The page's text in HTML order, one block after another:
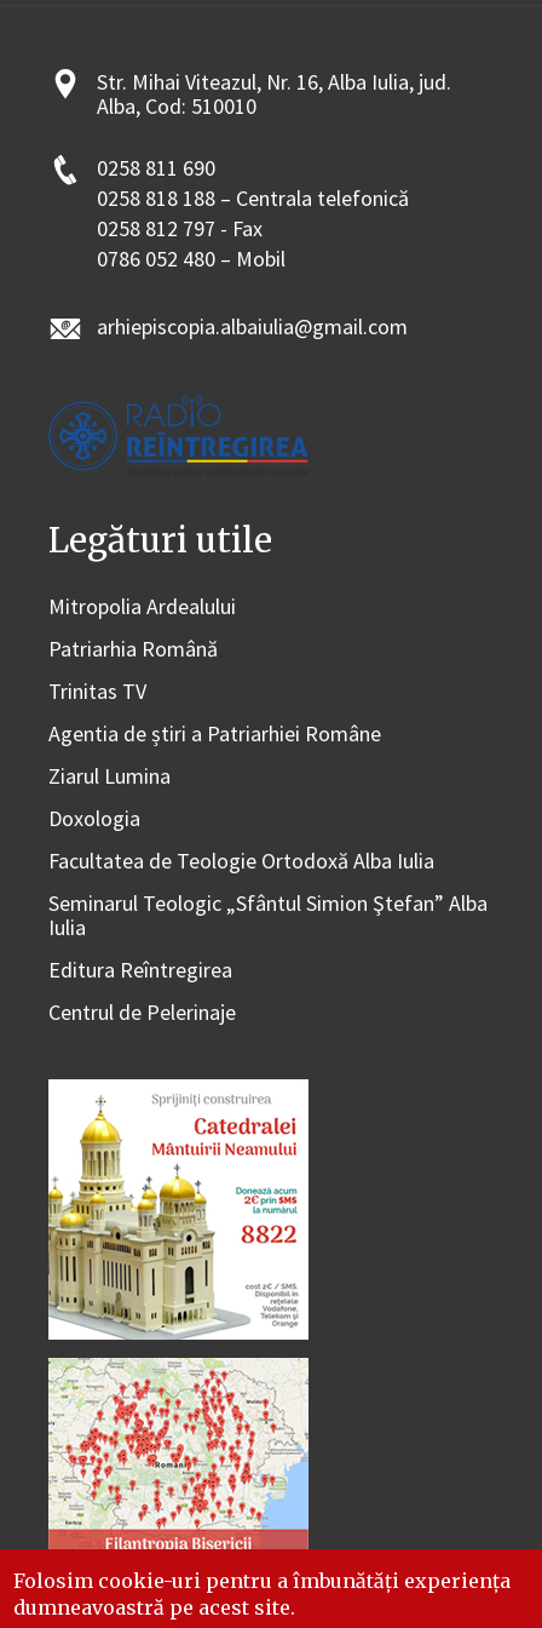
Str. Mihai Viteazul, Nr. 16, Alba Iulia, jud.
Alba, Cod: 510010
0258 811 690
0258 818 188 – Centrala telefonică
0258 812 797 - Fax
0786 052 480 – Mobil
arhiepiscopia.albaiulia@gmail.com
Legături utile
Mitropolia Ardealului
Patriarhia Română
Trinitas TV
Agentia de știri a Patriarhiei Române
Ziarul Lumina
Doxologia
Facultatea de Teologie Ortodoxă Alba Iulia
Seminarul Teologic „Sfântul Simion Ştefan” Alba
Iulia
Editura Reîntregirea
Centrul de Pelerinaje
Folosim cookie-uri pentru a îmbunătăți experiența
dumneavoastră pe acest site.